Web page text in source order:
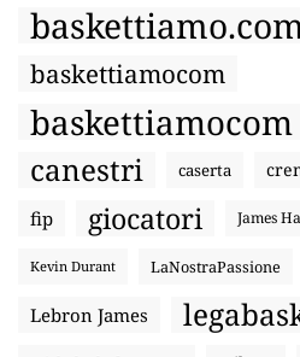
baskettiamocom
baskettiamocom
canestri caserta
fip giocatori James
Kevin Durant LaNostraPassione
Lebron James